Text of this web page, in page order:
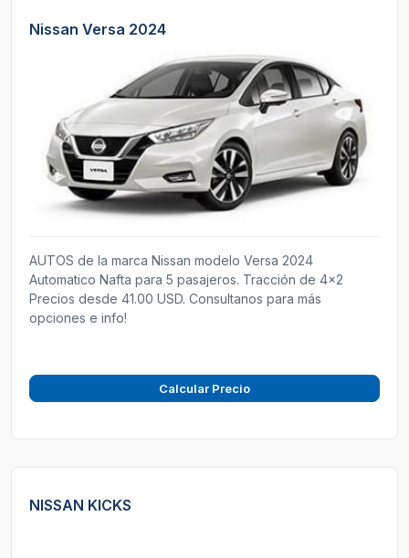
Nissan Versa 2024
AUTOS de la marca Nissan modelo Versa 2024
Automatico Nafta para 5 pasajeros. Tracción de 4x2
Precios desde 41.00 USD. Consultanos para más
opciones e info!
Calcular Precio
NISSAN KICKS